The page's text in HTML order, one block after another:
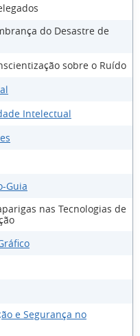
do Desastre de
sobre o Ruído
Intelectual
Guia
nas Tecnologias de
e Segurança no